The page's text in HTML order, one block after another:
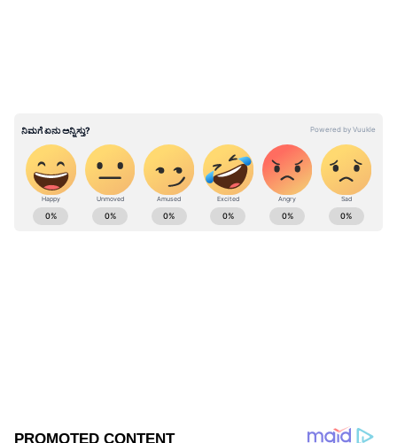
ರಾಜ್ಯ ಸರ್ಕಾರ ಕೇಂದ್ರ ಕಚೇರಿ ಮೂಲಕ ರಾಮ್ಸರ್ ಸಂಸ್ಥೆಗೆ
ಸಂಪೂರ್ಣ ವರದಿ ನೀಡಿತ್ತು. ಆಬಳಿಕ ವಿಜ್ಞಾನಿಗಳು
ರಂಗನತಿಟ್ಟುಗೆ ಭೇಟಿ ನೀಡಿ ಅಧ್ಯಯನ ನಡೆಸಿದ್ದರು.
ABOUT THE AUTHOR